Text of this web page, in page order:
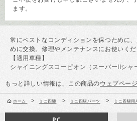
ます。
常にベストなコンディションを保つために
めに交換。修理やメンテナンスにお使いくだ
【適用車種】
シャイニングスコーピオン（スーパーIIシ
もっと詳しい情報は、この商品のウェブページ
ホーム > ミニ四駆 > ミニ四駆パーツ > ミニ四駆用